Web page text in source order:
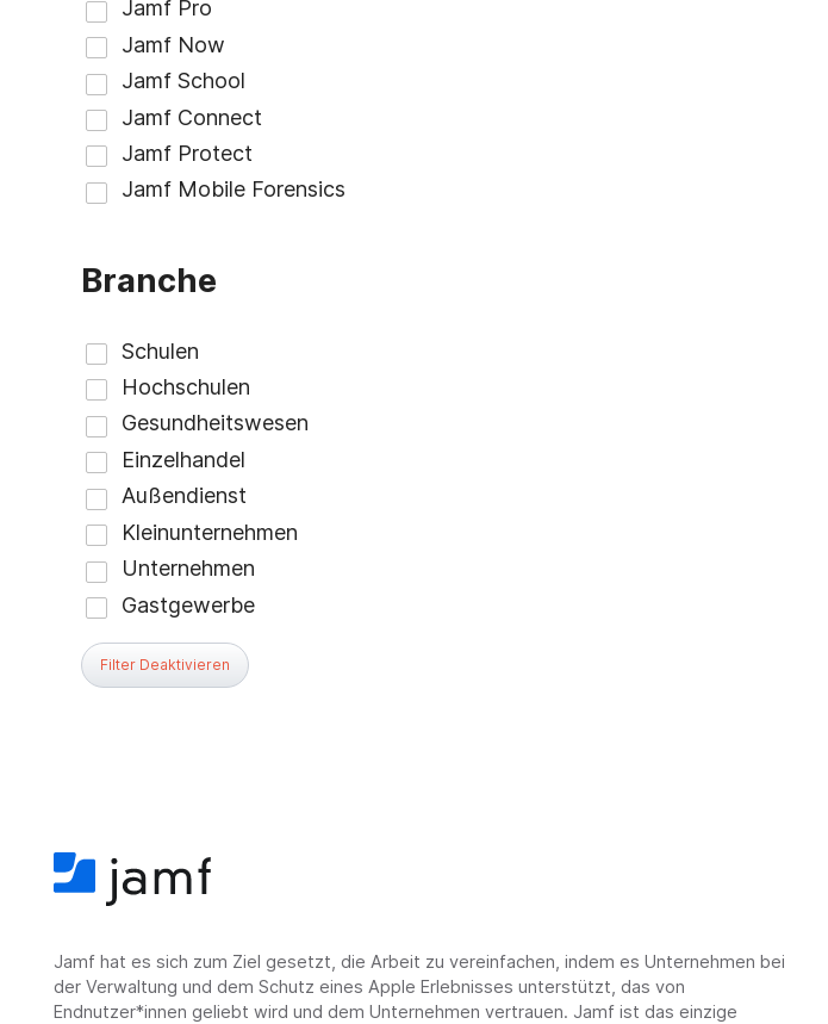
Branche
Filter Deaktivieren
Jamf hat es sich zum Ziel gesetzt, die Arbeit zu vereinfachen, indem es Unternehmen bei
der Verwaltung und dem Schutz eines Apple Erlebnisses unterstützt, das von
Endnutzer*innen geliebt wird und dem Unternehmen vertrauen. Jamf ist das einzige